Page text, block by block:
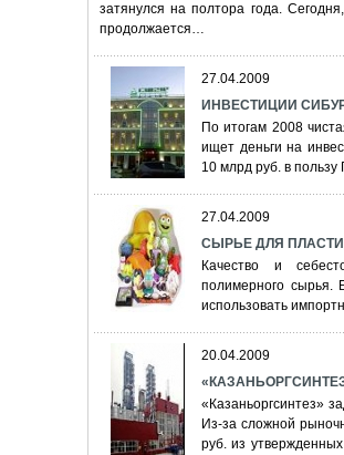
затянулся на полтора года.
продолжается…
27.04.2009
ИНВЕСТИЦИИ
По итогам 2008
ищет деньги на
10 млрд руб. в
27.04.2009
СЫРЬЕ ДЛЯ
Качество и
полимерного сырья.
использовать
20.04.2009
«Казаньоргсинтез»
Из-за сложной
руб. из